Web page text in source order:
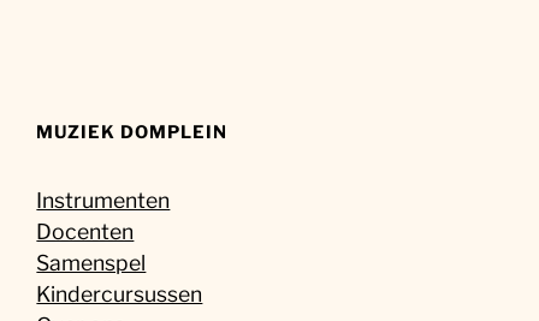
MUZIEK DOMPLEIN
Instrumenten
Docenten
Samenspel
Kindercursussen